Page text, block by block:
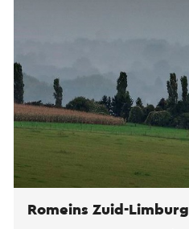
Romeins Zuid-Limburg